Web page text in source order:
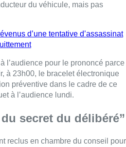
du véhicule, mais pas
d’une tentative d’assassinat
l’audience pour le prononcé parce
à 23h00, le bracelet électronique
préventive dans le cadre de ce
à l’audience lundi.
secret du délibéré”
reclus en chambre du conseil pour